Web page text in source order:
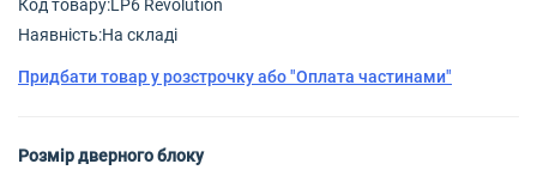
Код товару:LP6 Revolution
Наявність:На складі
Придбати товар у розстрочку або "Оплата частинами"
Розмір дверного блоку